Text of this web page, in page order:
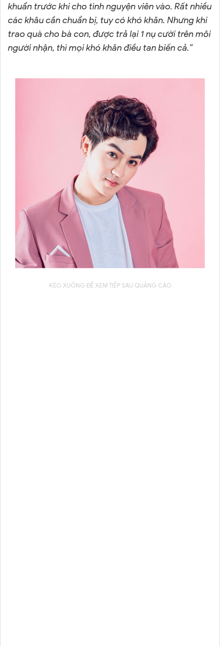
khuẩn trước khi cho tình nguyện viên vào. Rất nhiều
các khâu cần chuẩn bị, tuy có khó khăn. Nhưng khi
trao quà cho bà con, được trả lại 1 nụ cười trên môi
người nhận, thì mọi khó khăn điều tan biến cả.”